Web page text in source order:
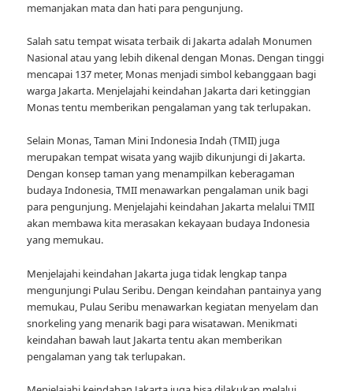
memanjakan mata dan hati para pengunjung.
Salah satu tempat wisata terbaik di Jakarta adalah Monumen
Nasional atau yang lebih dikenal dengan Monas. Dengan tinggi
mencapai 137 meter, Monas menjadi simbol kebanggaan bagi
warga Jakarta. Menjelajahi keindahan Jakarta dari ketinggian
Monas tentu memberikan pengalaman yang tak terlupakan.
Selain Monas, Taman Mini Indonesia Indah (TMII) juga
merupakan tempat wisata yang wajib dikunjungi di Jakarta.
Dengan konsep taman yang menampilkan keberagaman
budaya Indonesia, TMII menawarkan pengalaman unik bagi
para pengunjung. Menjelajahi keindahan Jakarta melalui TMII
akan membawa kita merasakan kekayaan budaya Indonesia
yang memukau.
Menjelajahi keindahan Jakarta juga tidak lengkap tanpa
mengunjungi Pulau Seribu. Dengan keindahan pantainya yang
memukau, Pulau Seribu menawarkan kegiatan menyelam dan
snorkeling yang menarik bagi para wisatawan. Menikmati
keindahan bawah laut Jakarta tentu akan memberikan
pengalaman yang tak terlupakan.